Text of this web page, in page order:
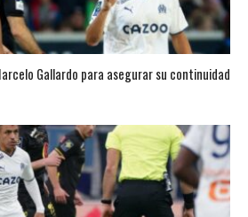
Gallardo para asegurar su continuidad